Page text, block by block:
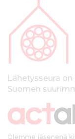
p
kLähetysseura
Suomen
Olemme jäsenenä